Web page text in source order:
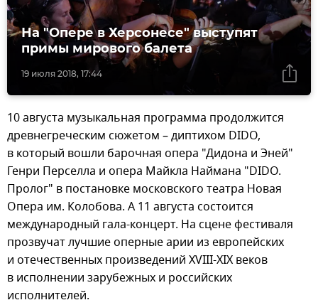
19 июля 2018, 17:44
На "Опере в Херсонесе" выступят
примы мирового балета
10 августа музыкальная программа продолжится
древнегреческим сюжетом – диптихом DIDO,
в который вошли барочная опера "Дидона и Эней"
Генри Перселла и опера Майкла Наймана "DIDO.
Пролог" в постановке московского театра Новая
Опера им. Колобова. А 11 августа состоится
международный гала-концерт. На сцене фестиваля
прозвучат лучшие оперные арии из европейских
и отечественных произведений XVIII-XIX веков
в исполнении зарубежных и российских
исполнителей.